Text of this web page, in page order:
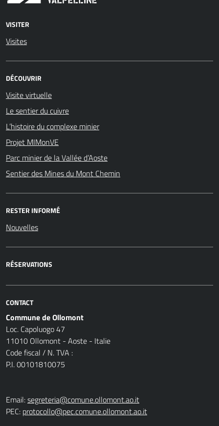
VISITER
Visites
DÉCOUVRIR
Visite virtuelle
Le sentier du cuivre
L’histoire du complexe minier
Projet MIMonVE
Parc minier de la Vallée d’Aoste
Sentier des Mines du Mont Chemin
RESTER INFORMÉ
Nouvelles
RÉSERVATIONS
CONTACT
Commune de Ollomont
Loc. Capoluogo 47
11010 Ollomont - Aoste - Italie
Code fiscal / N. TVA :
P.I. 00101810075
Email:segreteria@comune.ollomont.ao.it
PEC: protocollo@pec.comune.ollomont.ao.it